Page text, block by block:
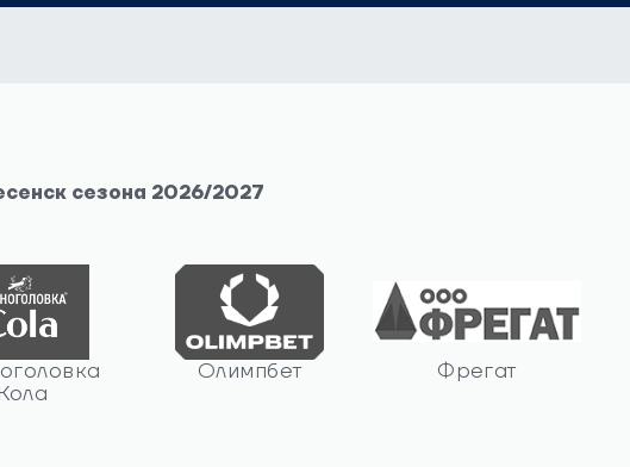
сезона 2026/2027
Кола
Олимпбет Фрегат